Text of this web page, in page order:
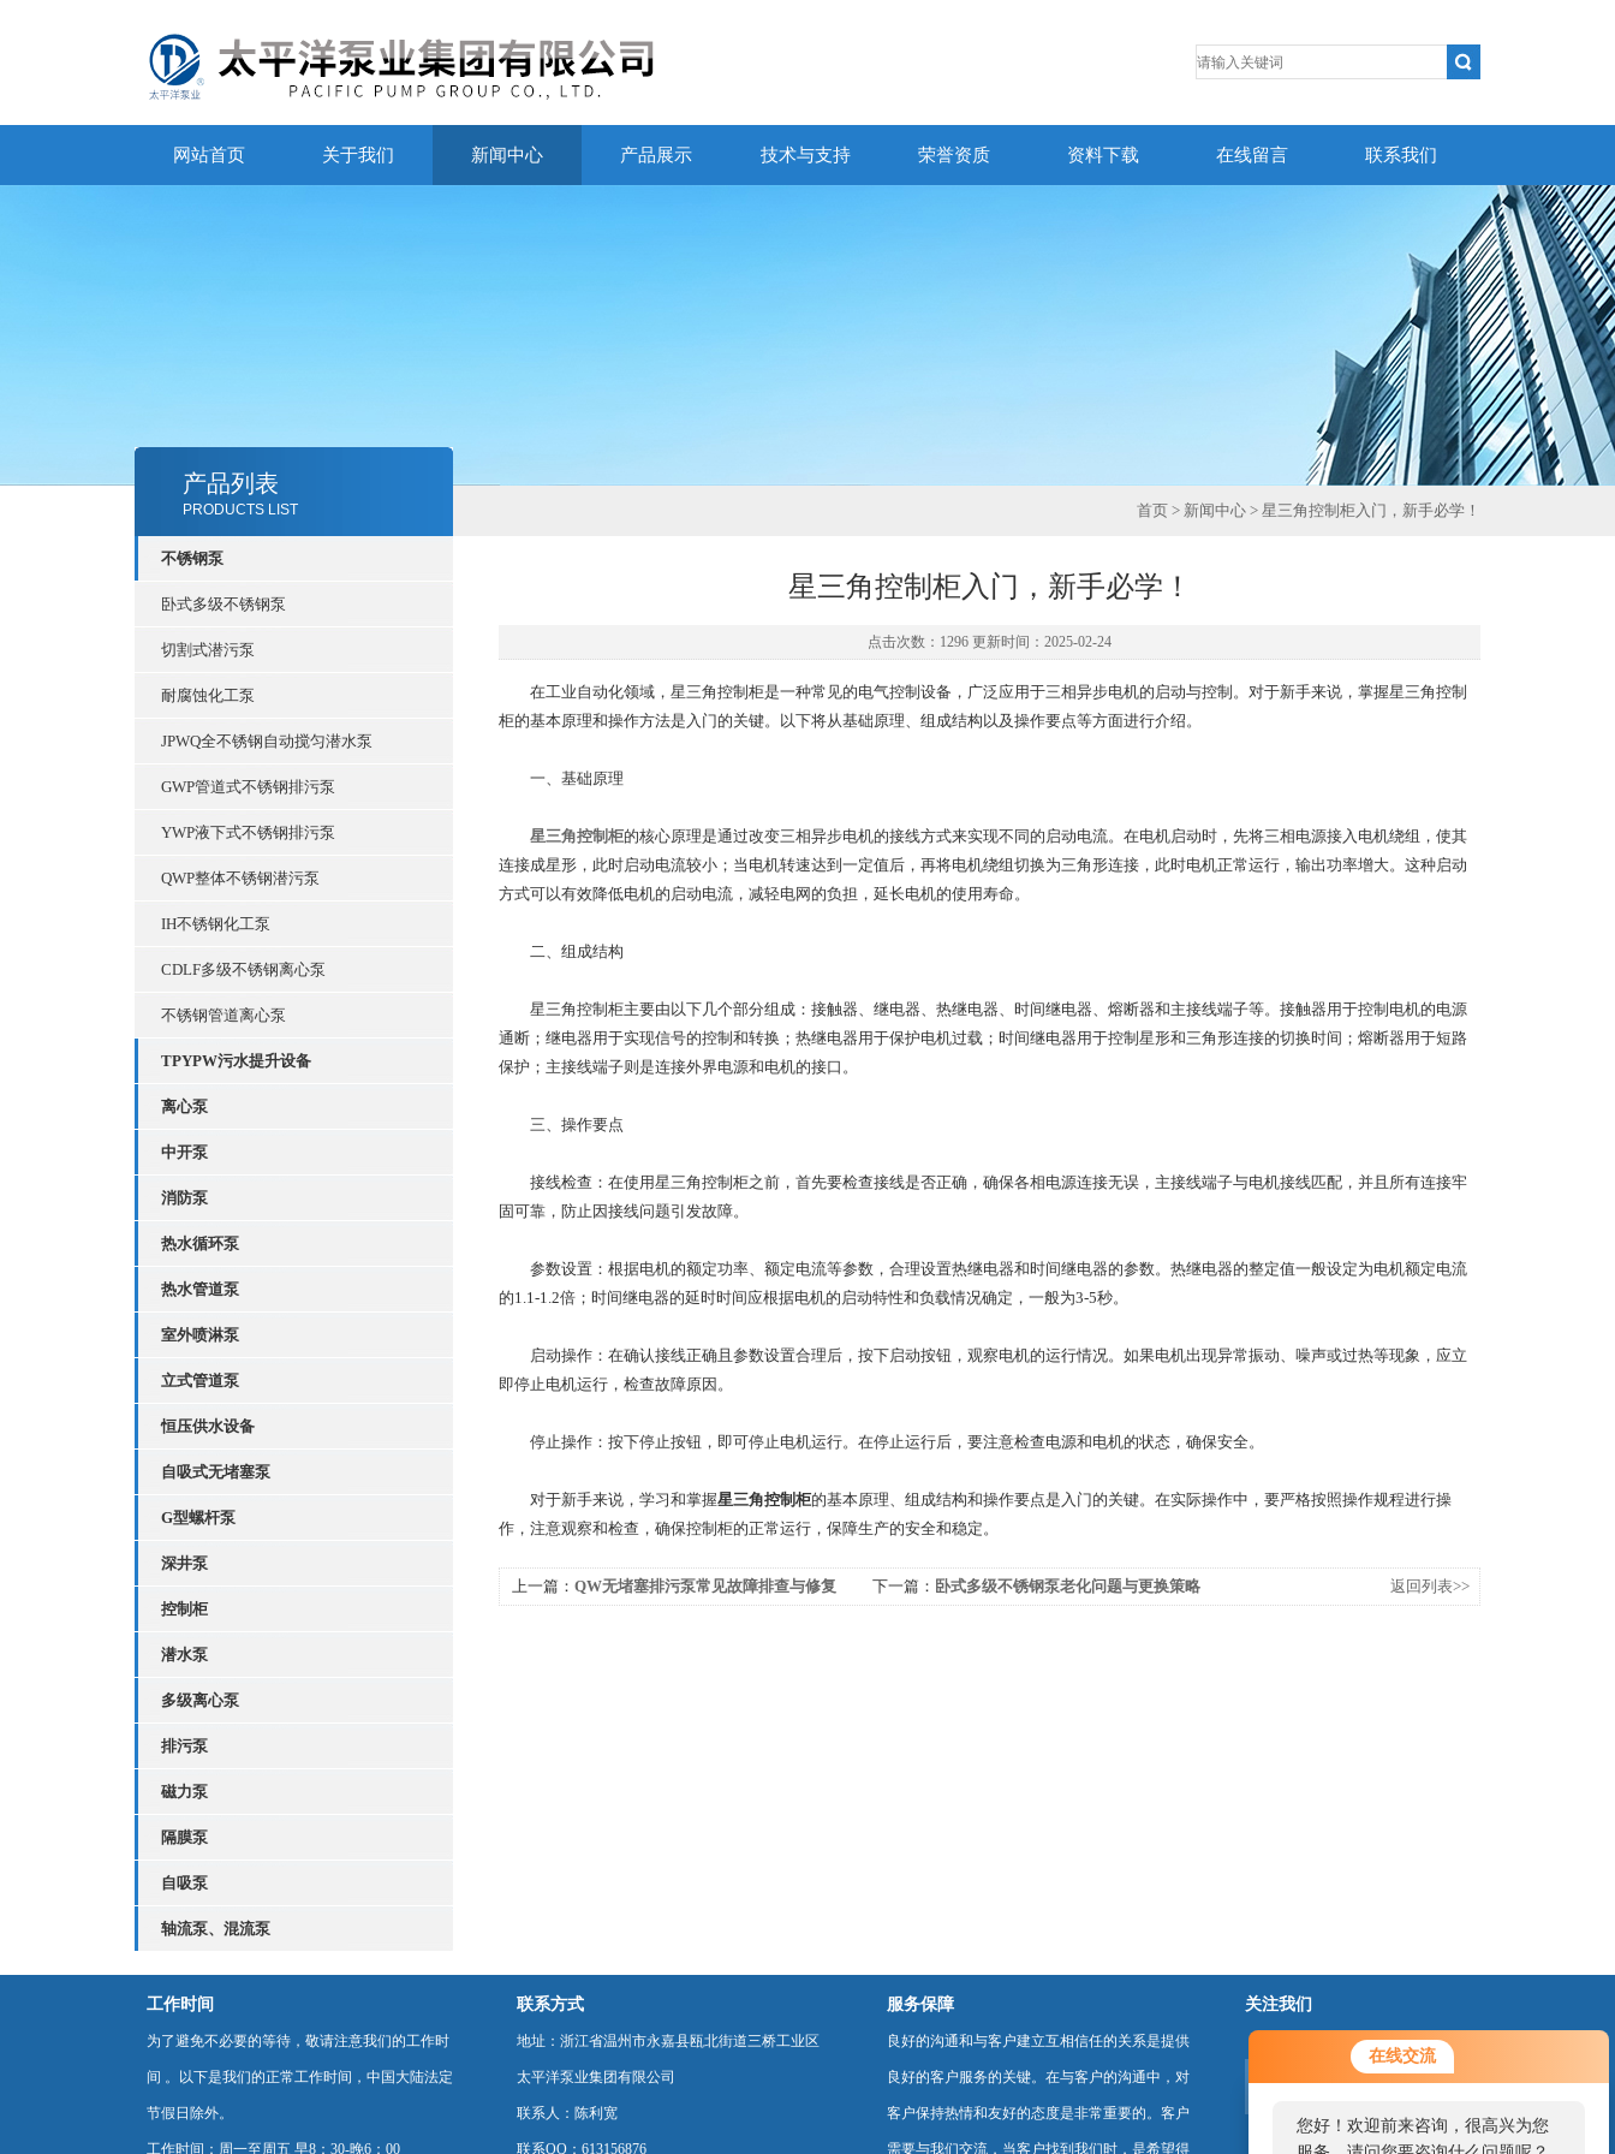
在线交流
您好！欢迎前来咨询，很高兴为您
网站首页 关于我们 新闻中心 产品展示 技术与支持 荣誉资质 资料下载 在线留言 联系我们
产品列表
PRODUCTS LIST
不锈钢泵
卧式多级不锈钢泵
切割式潜污泵
耐腐蚀化工泵
JPWQ全不锈钢自动搅匀潜水泵
GWP管道式不锈钢排污泵
YWP液下式不锈钢排污泵
QWP整体不锈钢潜污泵
IH不锈钢化工泵
CDLF多级不锈钢离心泵
不锈钢管道离心泵
TPYPW污水提升设备
离心泵
中开泵
消防泵
热水循环泵
热水管道泵
室外喷淋泵
立式管道泵
恒压供水设备
自吸式无堵塞泵
G型螺杆泵
深井泵
控制柜
潜水泵
多级离心泵
排污泵
磁力泵
隔膜泵
自吸泵
轴流泵、混流泵
首页 > 新闻中心 > 星三角控制柜入门，新手必学！
星三角控制柜入门，新手必学！
点击次数：1296 更新时间：2025-02-24
在工业自动化领域，星三角控制柜是一种常见的电气控制设备，广泛应用于三相异步电机的启动与控制。对于新手来说，掌握星三角控制
柜的基本原理和操作方法是入门的关键。以下将从基础原理、组成结构以及操作要点等方面进行介绍。
一、基础原理
星三角控制柜的核心原理是通过改变三相异步电机的接线方式来实现不同的启动电流。在电机启动时，先将三相电源接入电机绕组，使其
连接成星形，此时启动电流较小；当电机转速达到一定值后，再将电机绕组切换为三角形连接，此时电机正常运行，输出功率增大。这种启动
方式可以有效降低电机的启动电流，减轻电网的负担，延长电机的使用寿命。
二、组成结构
星三角控制柜主要由以下几个部分组成：接触器、继电器、热继电器、时间继电器、熔断器和主接线端子等。接触器用于控制电机的电源
通断；继电器用于实现信号的控制和转换；热继电器用于保护电机过载；时间继电器用于控制星形和三角形连接的切换时间；熔断器用于短路
保护；主接线端子则是连接外界电源和电机的接口。
三、操作要点
接线检查：在使用星三角控制柜之前，首先要检查接线是否正确，确保各相电源连接无误，主接线端子与电机接线匹配，并且所有连接牢
固可靠，防止因接线问题引发故障。
参数设置：根据电机的额定功率、额定电流等参数，合理设置热继电器和时间继电器的参数。热继电器的整定值一般设定为电机额定电流
的1.1-1.2倍；时间继电器的延时时间应根据电机的启动特性和负载情况确定，一般为3-5秒。
启动操作：在确认接线正确且参数设置合理后，按下启动按钮，观察电机的运行情况。如果电机出现异常振动、噪声或过热等现象，应立
即停止电机运行，检查故障原因。
停止操作：按下停止按钮，即可停止电机运行。在停止运行后，要注意检查电源和电机的状态，确保安全。
对于新手来说，学习和掌握星三角控制柜的基本原理、组成结构和操作要点是入门的关键。在实际操作中，要严格按照操作规程进行操
作，注意观察和检查，确保控制柜的正常运行，保障生产的安全和稳定。
上一篇： QW无堵塞排污泵常见故障排查与修复
下一篇： 卧式多级不锈钢泵老化问题与更换策略 返回列表>>
工作时间
为了避免不必要的等待，敬请注意我们的工作时
间 。以下是我们的正常工作时间，中国大陆法定
节假日除外。
工作时间：周一至周五 早8：30-晚6：00
联系方式
地址：浙江省温州市永嘉县瓯北街道三桥工业区
太平洋泵业集团有限公司
联系人：陈利宽
联系QQ：613156876
服务保障
良好的沟通和与客户建立互相信任的关系是提供
良好的客户服务的关键。在与客户的沟通中，对
客户保持热情和友好的态度是非常重要的。客户
需要与我们交流，当客户找到我们时，是希望得
关注我们